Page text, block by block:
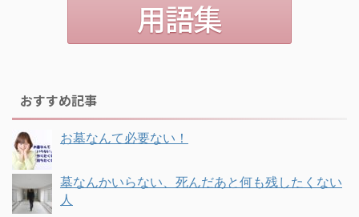
おすすめ記事
お墓なんて必要ない！
墓なんかいらない、死んだあと何も残したくない
人